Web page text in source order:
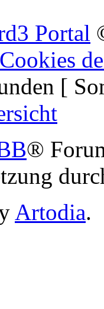
Portal
[
®
Artodia.